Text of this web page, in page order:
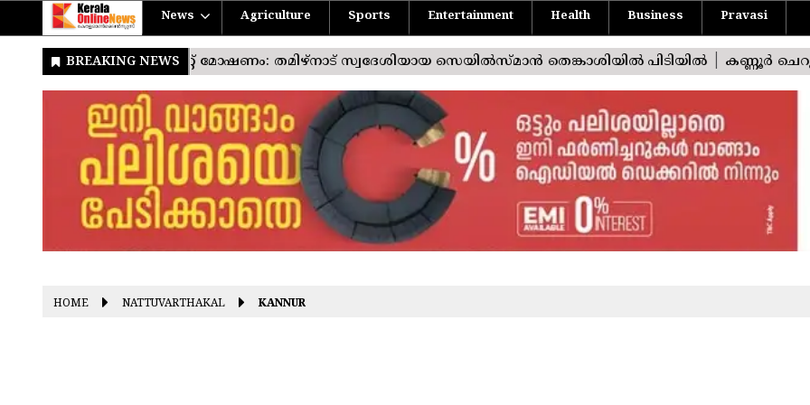
News Agriculture Sports Entertainment Health Business Pravasi
HOME NATTUVARTHAKAL KANNUR